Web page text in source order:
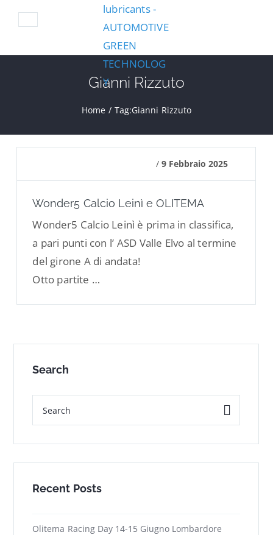
Gianni Rizzuto
Home / Tag:Gianni Rizzuto
/ 9 Febbraio 2025
Wonder5 Calcio Leinì e OLITEMA
Wonder5 Calcio Leinì è prima in classifica,
a pari punti con l’ ASD Valle Elvo al termine
del girone A di andata!
Otto partite …
Search
Recent Posts
Olitema Racing Day 14-15 Giugno Lombardore